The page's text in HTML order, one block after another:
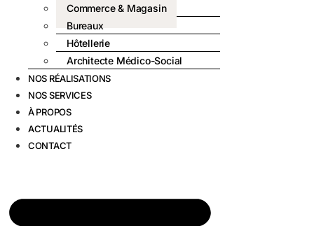
Commerce & Magasin
Bureaux
Hôtellerie
Architecte Médico-Social
NOS RÉALISATIONS
NOS SERVICES
À PROPOS
ACTUALITÉS
CONTACT